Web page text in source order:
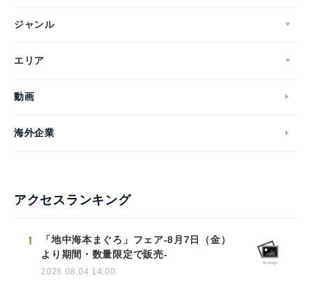
ジャンル
エリア
動画
海外企業
アクセスランキング
1
「地中海本まぐろ」フェア-8月7日（金）
より期間・数量限定で販売-
2026.08.04 14:00